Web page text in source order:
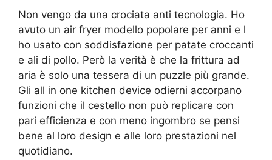
Non vengo da una crociata anti tecnologia. Ho
avuto un air fryer modello popolare per anni e l
ho usato con soddisfazione per patate croccanti
e ali di pollo. Però la verità è che la frittura ad
aria è solo una tessera di un puzzle più grande.
Gli all in one kitchen device odierni accorpano
funzioni che il cestello non può replicare con
pari efficienza e con meno ingombro se pensi
bene al loro design e alle loro prestazioni nel
quotidiano.